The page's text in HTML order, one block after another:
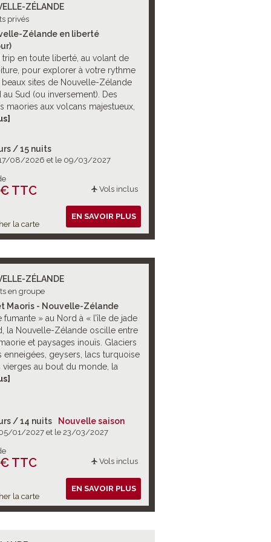
ZÉLANDE
privés
Zélande en liberté
trip en toute liberté, au volant de
pour explorer à votre rythme
beaux sites de Nouvelle-Zélande
au Sud (ou inversement). Des
maories aux volcans majestueux,
scintillants aux fjords grandioses,
/ 15 nuits
08/2026 et le 09/03/2027
TTC Vols inclus
la carte
EN SAVOIR PLUS
ZÉLANDE
en groupe
Maoris - Nouvelle-Zélande
fumante » au Nord à « l’île de jade
la Nouvelle-Zélande oscille entre
et paysages inouïs. Glaciers
enneigées, geysers, lacs turquoise
vierges au bout du monde, la
d’échelle. Prêts pour le
/ 14 nuits Nouvelle saison
01/2027 et le 23/03/2027
TTC Vols inclus
la carte
EN SAVOIR PLUS